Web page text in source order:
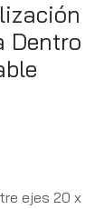
Dentro
ejes 20 x